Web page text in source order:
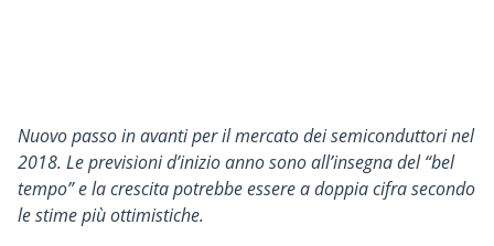
Nuovo passo in avanti per il mercato dei semiconduttori nel
2018. Le previsioni d’inizio anno sono all’insegna del “bel
tempo” e la crescita potrebbe essere a doppia cifra secondo
le stime più ottimistiche.